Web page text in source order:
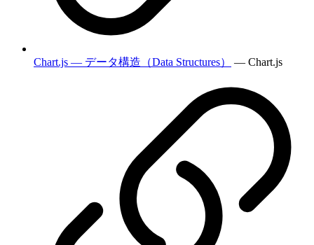
Chart.js — データ構造（Data Structures） — Chart.js